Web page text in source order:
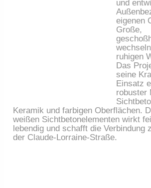
und
eigenen
Große,
ruhigen
Das
seine
Einsatz
robuster
Keramik und farbigen Oberflächen.
weißen Sichtbetonelementen wirkt
lebendig und schafft die Verbindung
der Claude-Lorraine-Straße.